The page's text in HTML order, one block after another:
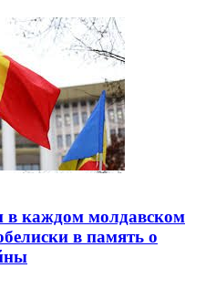
в каждом молдавском
в память о